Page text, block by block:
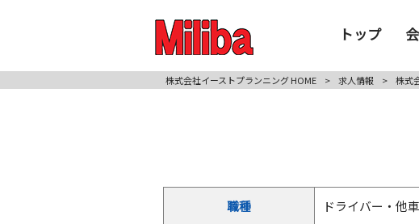
トップ
株式会社イーストプランニング HOME > 求人情報 > 株式
職種 ドライバー・他